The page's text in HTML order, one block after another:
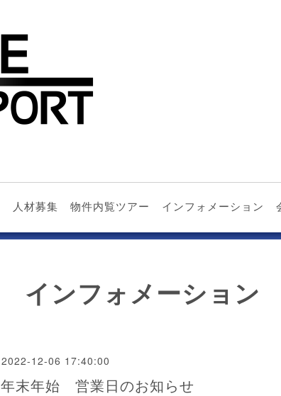
人材募集 物件内覧ツアー インフォメーション
インフォメーション
2022-12-06 17:40:00
年末年始 営業日のお知らせ